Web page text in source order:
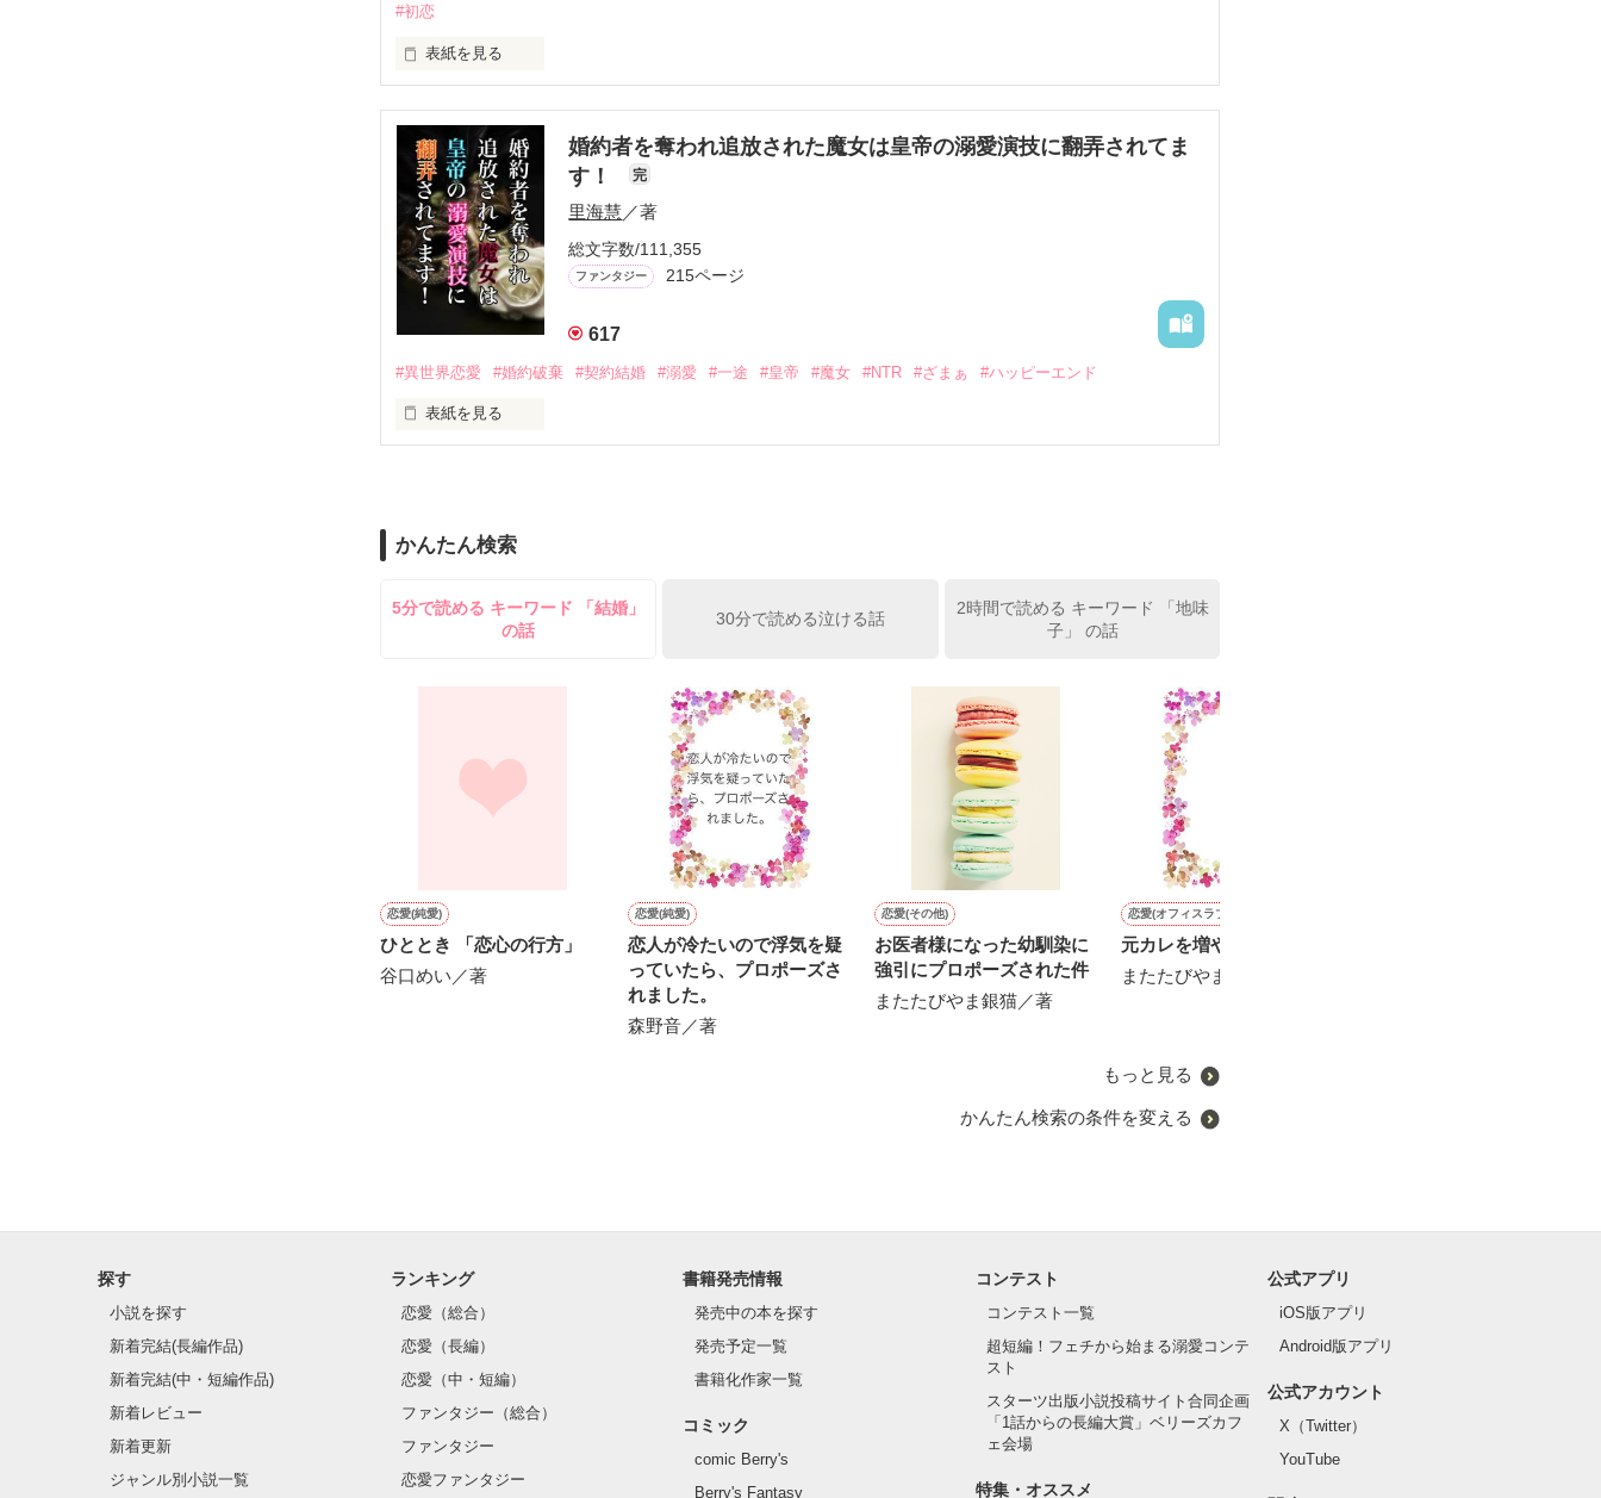
末、ジークフリードは輿入れ行列を偵察するべく王宮を飛び出した──！
そして全身鎧で身分を偽って果たしたエミリアとの出会い。
ここからジークフリードとエミリア、ふたりの運命の歯車が回りだす──。
＊＊＊
およそタイトルとキーワード通りのストーリーで、わかりやすい溺愛物です♪
ヒーローはヒロインにぞっこんです。加えてヒロインは、個性豊かな四人の守護精霊からも総愛されし
ちゃいます。
※ただし、恋愛模様はあくまでヒーローとヒロインの一対一ですのでご安心ください。
素敵な男性たちに骨の髄まで甘やかされて愛されたい作者の願望を詰め込みました＊＾＾＊
※※2023年5月にベリーズ文庫より書籍が発売します※※
書籍版では、なんと四人の守護精霊が全員若いイケメンに！
全編、大幅改稿にて溺愛も大増量しています。
そちらも併せてお楽しみいただけたら幸いです。
#初恋
表紙を見る
その国の公爵家令嬢エリスは、
王太子の婚約者だった。
だがある日、エリスは姦通の罪を着せられ
婚約破棄されてしまう。
そんなエリスに追い打ちをかけるように、
王宮からとある命が下る。
それはなんと、
アレクシスの元に嫁げという内容だった。
俺はこの先もずっと、お前を愛するつもりはない」と。
だがその宣言とは違い、
作品を読む
婚約者を奪われ追放された魔女は皇帝の溺愛演技に翻弄されてま
す！
完
里海慧／著
総文字数/111,355
ファンタジー 215ページ
617
#異世界恋愛 #婚約破棄 #契約結婚 #溺愛 #一途 #皇帝 #魔女 #NTR #ざまぁ #ハッピーエンド
表紙を見る
デビュタントの夜会で義妹に婚約者を奪われ
失意のどん底で市井に放り出される。
そこで運良く魔女に拾われて修行を積み
悠々自適の毎日を送っていた。
だがある日、帝国の騎士に連行され
何故か修行時代にヤケで作った
呪いの仮面をつけた皇帝から
「仮面のせいで結婚できないから
お前が責任を取って後継者になる子を産め」
こうして愛のない結婚生活がはじまった——
すべてを取り戻して幸せになるお話。
※27pが分割できていなかったので修正いたしました。
かんたん検索
5分で読める キーワード 「結婚」
の話
30分で読める泣ける話
2時間で読める キーワード 「地味
子」 の話
恋愛(純愛)
ひととき 「恋心の行方」
谷口めい／著
恋愛(純愛)
恋人が冷たいので浮気を疑
っていたら、プロポーズさ
れました。
森野音／著
恋愛(その他)
お医者様になった幼馴染に
強引にプロポーズされた件
またたびやま銀猫／著
恋愛(オフィスラブ)
元カレを増やさない解決法
またたびやま銀猫／著
もっと見る
かんたん検索の条件を変える
探す
小説を探す
新着完結(長編作品)
新着完結(中・短編作品)
新着レビュー
新着更新
ジャンル別小説一覧
ランキング
恋愛（総合）
恋愛（長編）
恋愛（中・短編）
ファンタジー（総合）
ファンタジー
恋愛ファンタジー
書籍発売情報
発売中の本を探す
発売予定一覧
書籍化作家一覧
コミック
comic Berry's
Berry's Fantasy
コンテスト
コンテスト一覧
超短編！フェチから始まる溺愛コンテ
スト
スターツ出版小説投稿サイト合同企画
「1話からの長編大賞」ベリーズカフ
ェ会場
特集・オススメ
公式アプリ
iOS版アプリ
Android版アプリ
公式アカウント
X（Twitter）
YouTube